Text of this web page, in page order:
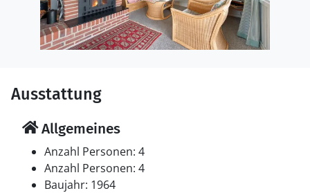
Ausstattung
Allgemeines
Anzahl Personen: 4
Anzahl Personen: 4
Baujahr: 1964